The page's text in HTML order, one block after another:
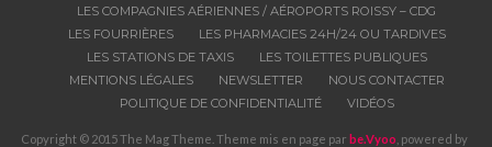
LES COMPAGNIES AÉRIENNES / AÉROPORTS ROISSY – CDG
LES FOURRIÈRES
LES PHARMACIES 24H/24 OU TARDIVES
LES STATIONS DE TAXIS
LES TOILETTES PUBLIQUES
MENTIONS LÉGALES
NEWSLETTER
NOUS CONTACTER
POLITIQUE DE CONFIDENTIALITÉ
VIDÉOS
Copyright © 2015 The Mag Theme. Theme mis en page par be.Vyoo , powered by